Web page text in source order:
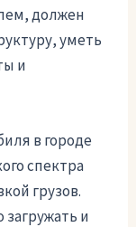
должен
уметь
и
в городе
спектра
грузов.
и